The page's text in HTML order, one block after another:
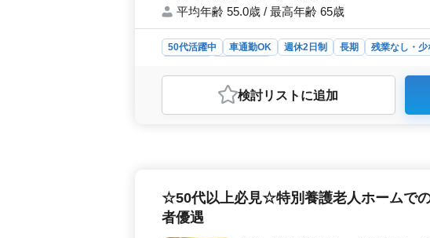
平均年齢 55.0歳 / 最高年齢 65歳
50代活躍中 車通勤OK 週休2日制 長期 残業なし・少
おすすめポイント
＜ベテラン歓迎＞ 税理士法人での会計業務募集中で
与計算などの業務に経験を活かしてご活躍いただけ
貢献＞ 福島県須賀川市で地域密着の税理士法人です
地元企業の発展を支えています。禁煙のオフィスで、
検討リスト に追加
☆50代以上必見☆特別養護老人ホームで
者優遇